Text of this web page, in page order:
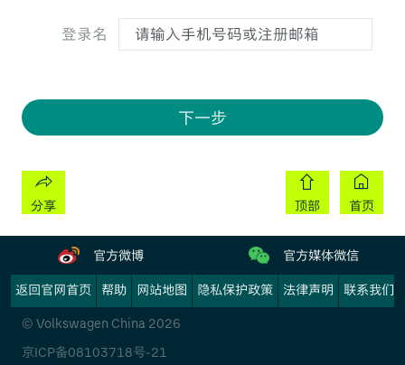
登录名
下一步
分享 顶部 首页
官方微博 官方媒体微信
返回官网首页 帮助 网站地图 隐私保护政策 法律声明 联系我们
© Volkswagen China 2026
京ICP备08103718号-21